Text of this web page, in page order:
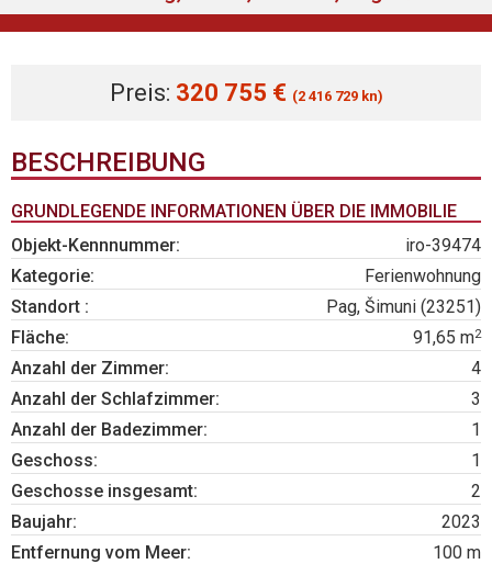
Preis: 320 755 € (2 416 729 kn)
BESCHREIBUNG
GRUNDLEGENDE INFORMATIONEN ÜBER DIE IMMOBILIE
Objekt-Kennnummer:
iro-39474
Kategorie:
Ferienwohnung
Standort :
Pag, Šimuni (23251)
Fläche:
91,65 m2
Anzahl der Zimmer:
4
Anzahl der Schlafzimmer:
3
Anzahl der Badezimmer:
1
Geschoss:
1
Geschosse insgesamt:
2
Baujahr:
2023
Entfernung vom Meer:
100 m